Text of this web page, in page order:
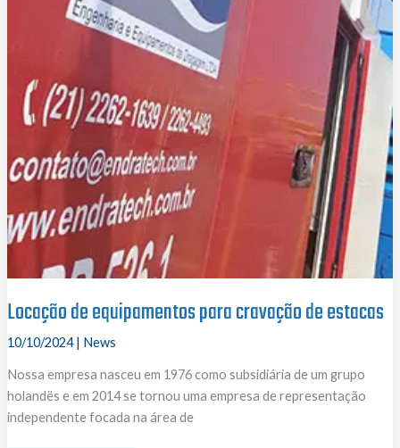
Locação de equipamentos para cravação de estacas
10/10/2024| News
Nossa empresa nasceu em 1976 como subsidiária de um grupo
holandës e em 2014 se tornou uma empresa de representação
independente focada na área de